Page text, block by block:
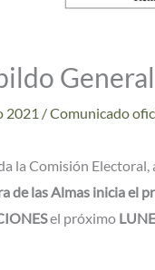
2021 /Comunicado
la Comisión
de las Almas inicia el
el próximo